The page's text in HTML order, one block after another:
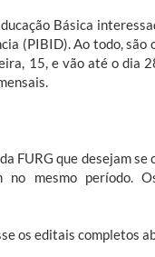
Básica
(PIBID). Ao todo, são
15, e vão até o dia
FURG que desejam se
mesmo período.
os editais completos